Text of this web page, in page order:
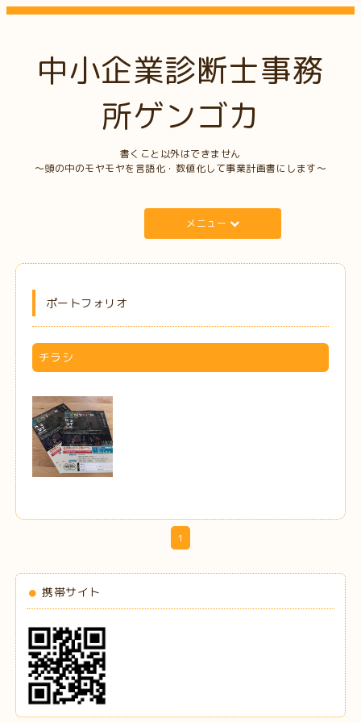
中小企業診断士事務
所ゲンゴカ
書くこと以外はできません
〜頭の中のモヤモヤを言語化・数値化して事業計画書にします〜
メニュー
ポートフォリオ
チラシ
1
携帯サイト